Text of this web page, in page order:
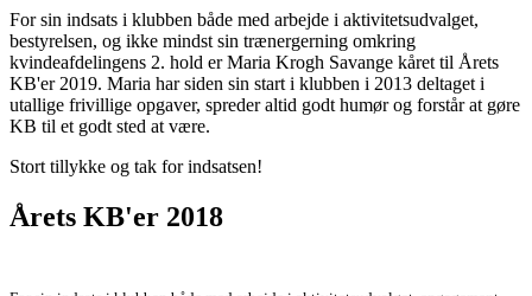
For sin indsats i klubben både med arbejde i aktivitetsudvalget,
bestyrelsen, og ikke mindst sin trænergerning omkring
kvindeafdelingens 2. hold er Maria Krogh Savange kåret til Årets
KB'er 2019. Maria har siden sin start i klubben i 2013 deltaget i
utallige frivillige opgaver, spreder altid godt humør og forstår at gøre
KB til et godt sted at være.
Stort tillykke og tak for indsatsen!
Årets KB'er 2018